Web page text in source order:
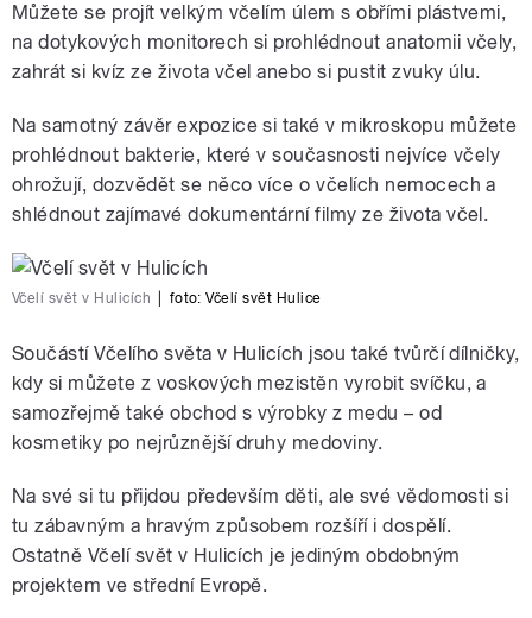
Můžete se projít velkým včelím úlem s obřími plástvemi,
na dotykových monitorech si prohlédnout anatomii včely,
zahrát si kvíz ze života včel anebo si pustit zvuky úlu.
Na samotný závěr expozice si také v mikroskopu můžete
prohlédnout bakterie, které v současnosti nejvíce včely
ohrožují, dozvědět se něco více o včelích nemocech a
shlédnout zajímavé dokumentární filmy ze života včel.
Včelí svět v Hulicích foto:Včelí svět Hulice
Součástí Včelího světa v Hulicích jsou také tvůrčí dílničky,
kdy si můžete z voskových mezistěn vyrobit svíčku, a
samozřejmě také obchod s výrobky z medu – od
kosmetiky po nejrůznější druhy medoviny.
Na své si tu přijdou především děti, ale své vědomosti si
tu zábavným a hravým způsobem rozšíří i dospělí.
Ostatně Včelí svět v Hulicích je jediným obdobným
projektem ve střední Evropě.